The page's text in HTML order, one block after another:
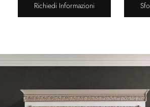
Richiedi Informazioni